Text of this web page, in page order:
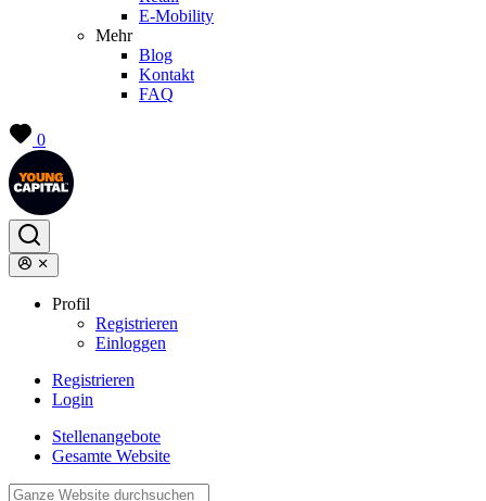
E-Mobility
Mehr
Blog
Kontakt
FAQ
0
Profil
Registrieren
Einloggen
Registrieren
Login
Stellenangebote
Gesamte Website